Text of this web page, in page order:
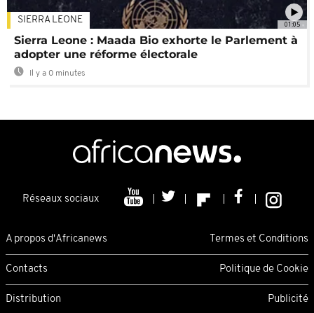
01:05
SIERRA LEONE
Sierra Leone : Maada Bio exhorte le Parlement à
adopter une réforme électorale
Il y a 0 minutes
Réseaux sociaux
A propos d'Africanews Termes et Conditions
Contacts Politique de Cookie
Distribution Publicité